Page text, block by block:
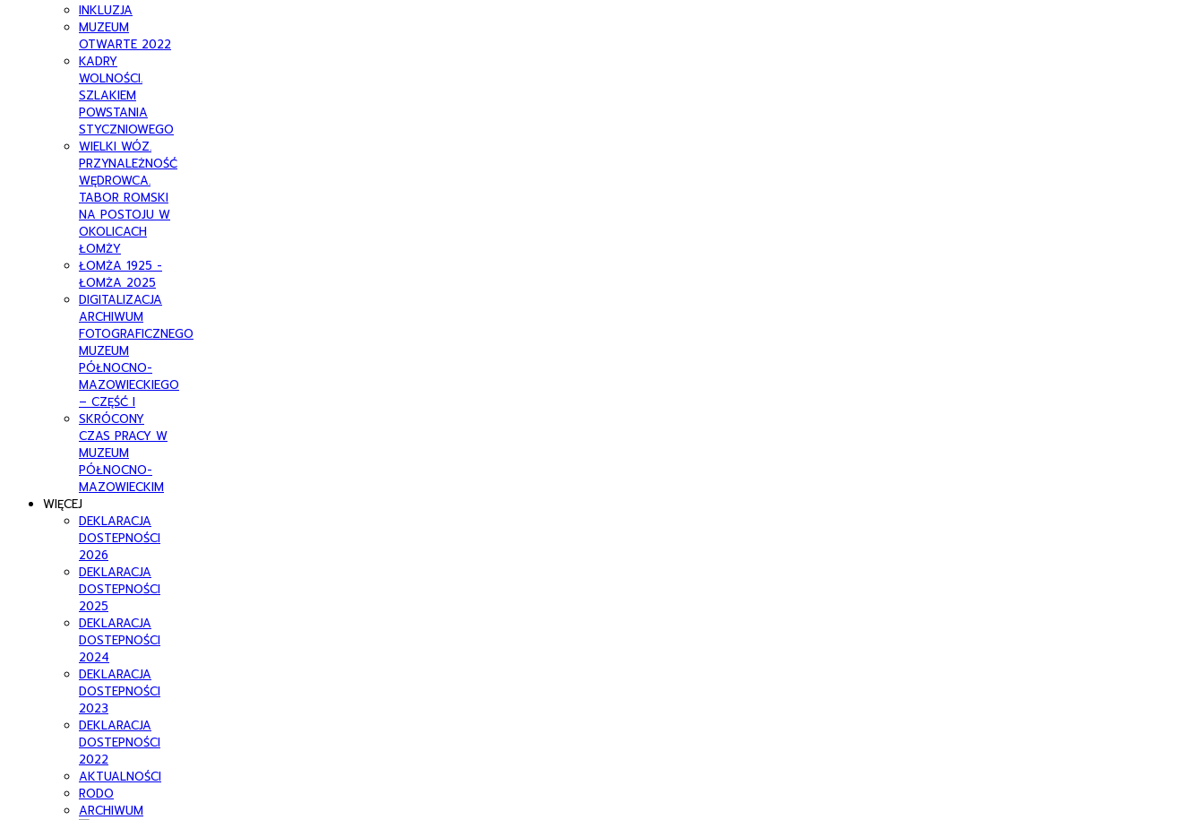
INKLUZJA
MUZEUM
OTWARTE 2022
KADRY
WOLNOŚCI.
SZLAKIEM
POWSTANIA
STYCZNIOWEGO
WIELKI WÓZ.
PRZYNALEŻNOŚĆ
WĘDROWCA.
TABOR ROMSKI
NA POSTOJU W
OKOLICACH
ŁOMŻY
ŁOMŻA 1925 -
ŁOMŻA 2025
DIGITALIZACJA
ARCHIWUM
FOTOGRAFICZNEGO
MUZEUM
PÓŁNOCNO-
MAZOWIECKIEGO
– CZĘŚĆ I
SKRÓCONY
CZAS PRACY W
MUZEUM
PÓŁNOCNO-
MAZOWIECKIM
WIĘCEJ
DEKLARACJA
DOSTEPNOŚCI
2026
DEKLARACJA
DOSTEPNOŚCI
2025
DEKLARACJA
DOSTEPNOŚCI
2024
DEKLARACJA
DOSTEPNOŚCI
2023
DEKLARACJA
DOSTEPNOŚCI
2022
AKTUALNOŚCI
RODO
ARCHIWUM